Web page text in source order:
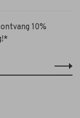
10%